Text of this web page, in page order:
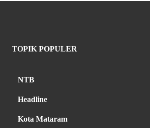
TOPIK POPULER
NTB
Headline
Kota Mataram